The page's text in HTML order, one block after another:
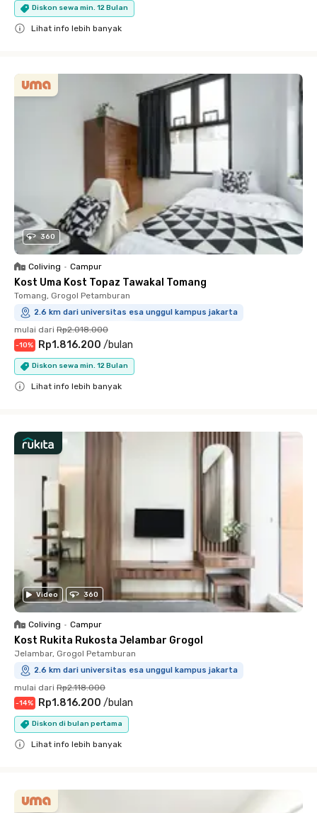
Diskon sewa min. 12 Bulan
Lihat info lebih banyak
360
Coliving • Campur
Kost Uma Kost Topaz Tawakal Tomang
Tomang, Grogol Petamburan
2.6 km dari universitas esa unggul kampus jakarta
mulai dari Rp2.018.000
-10% Rp1.816.200 /bulan
Diskon sewa min. 12 Bulan
Lihat info lebih banyak
Video 360
Coliving • Campur
Kost Rukita Rukosta Jelambar Grogol
Jelambar, Grogol Petamburan
2.6 km dari universitas esa unggul kampus jakarta
mulai dari Rp2.118.000
-14% Rp1.816.200 /bulan
Diskon di bulan pertama
Lihat info lebih banyak